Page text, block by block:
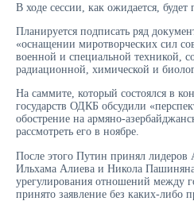
В ходе сессии, как ожидается, будет
Планируется подписать ряд
«оснащении миротворческих сил
военной и специальной техникой,
радиационной, химической и
На саммите, который состоялся в
государств ОДКБ обсудили
обострение на армяно-
рассмотреть его в ноябре.
После этого Путин принял
Ильхама Алиева и Никола
урегулирования отношений между
принято заявление без каких-либо